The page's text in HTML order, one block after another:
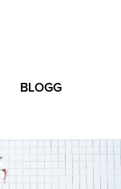
BLOGG